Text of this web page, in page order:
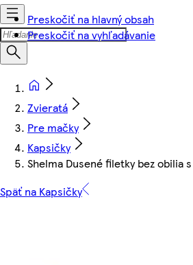
Preskočiť na hlavný obsah
Preskočiť na vyhľadávanie
Zvieratá
Pre mačky
Kapsičky
Shelma Dusené filetky bez obilia
Späť na Kapsičky